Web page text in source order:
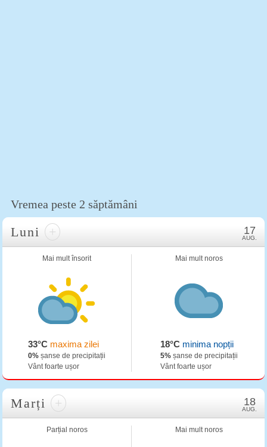
Vremea peste 2 săptămâni
Luni + 17
AUG.
Mai mult însorit
33°C maxima zilei
0% șanse de precipitații
Vânt foarte ușor
Mai mult noros
18°Cminima nopții
5%șanse de precipitații
Vânt foarte ușor
Marți + 18
AUG.
Parțial noros Mai mult noros